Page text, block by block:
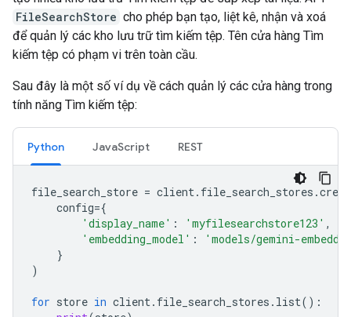
FileSearchStore cho phép bạn tạo, liệt kê, nhận và xoá
để quản lý các kho lưu trữ tìm kiếm tệp. Tên cửa hàng Tìm
kiếm tệp có phạm vi trên toàn cầu.
Sau đây là một số ví dụ về cách quản lý các cửa hàng trong
tính năng Tìm kiếm tệp:
Python JavaScript REST
file_search_store = client. file_search_stores .
config={
'display_name' : 'myfilesearchstore123' ,
'embedding_model' :
'models/gemini-
}
)
for store in client. file_search_stores . list():